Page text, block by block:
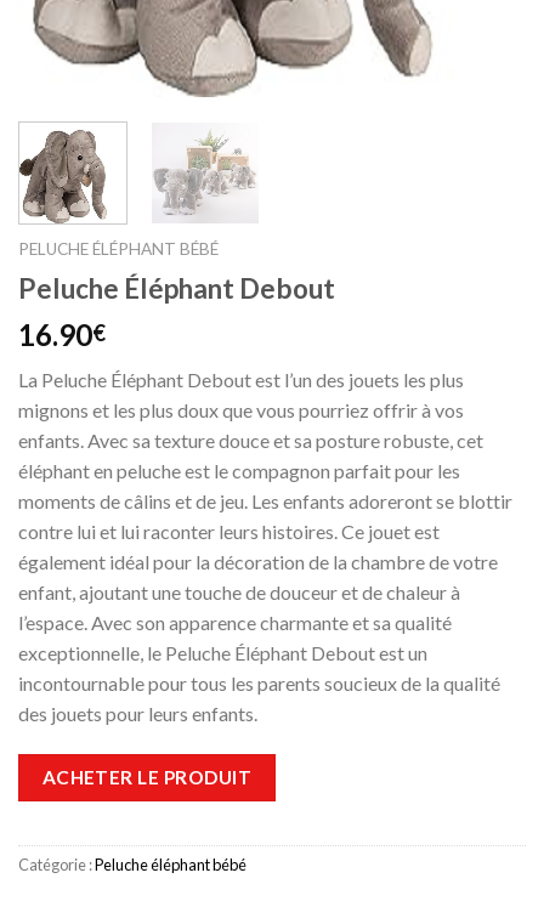
PELUCHE ÉLÉPHANT BÉBÉ
Peluche Éléphant Debout
16.90€
La Peluche Éléphant Debout est l’un des jouets les plus
mignons et les plus doux que vous pourriez offrir à vos
enfants. Avec sa texture douce et sa posture robuste, cet
éléphant en peluche est le compagnon parfait pour les
moments de câlins et de jeu. Les enfants adoreront se blottir
contre lui et lui raconter leurs histoires. Ce jouet est
également idéal pour la décoration de la chambre de votre
enfant, ajoutant une touche de douceur et de chaleur à
l’espace. Avec son apparence charmante et sa qualité
exceptionnelle, le Peluche Éléphant Debout est un
incontournable pour tous les parents soucieux de la qualité
des jouets pour leurs enfants.
ACHETER LE PRODUIT
Catégorie :Peluche éléphant bébé